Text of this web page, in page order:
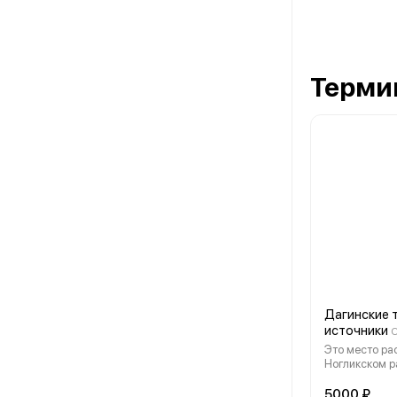
Дагинские
источники
Это место
Ногликском